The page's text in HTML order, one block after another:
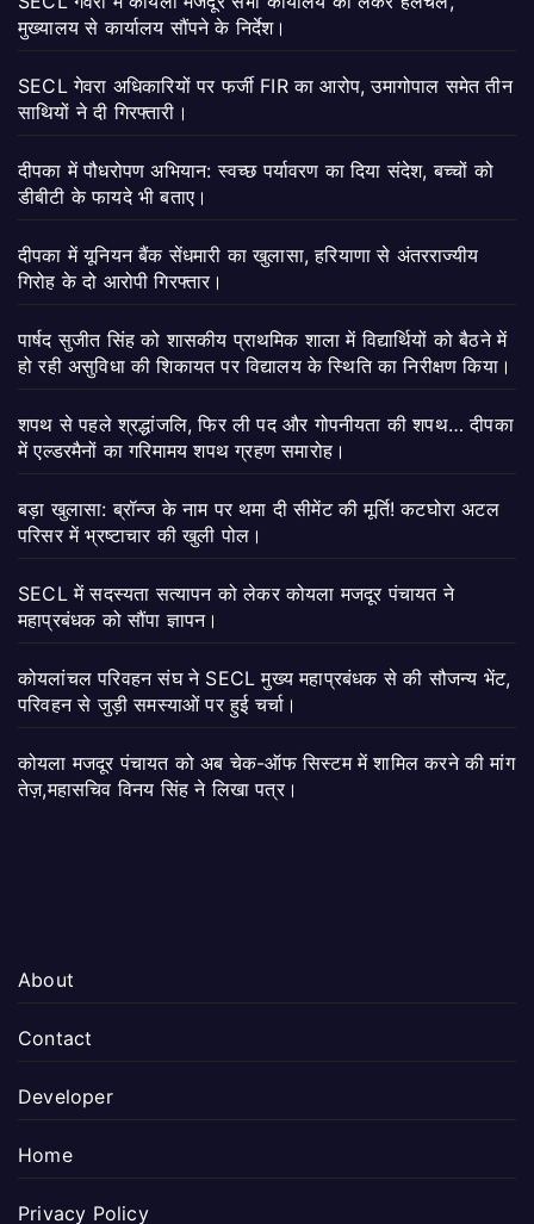
मुख्यालय से कार्यालय सौंपने के निर्देश।
SECL गेवरा अधिकारियों पर फर्जी FIR का आरोप, उमागोपाल समेत तीन
साथियों ने दी गिरफ्तारी।
दीपका में पौधरोपण अभियान: स्वच्छ पर्यावरण का दिया संदेश, बच्चों को
डीबीटी के फायदे भी बताए।
दीपका में यूनियन बैंक सेंधमारी का खुलासा, हरियाणा से अंतरराज्यीय
गिरोह के दो आरोपी गिरफ्तार।
पार्षद सुजीत सिंह को शासकीय प्राथमिक शाला में विद्यार्थियों को बैठने में
हो रही असुविधा की शिकायत पर विद्यालय के स्थिति का निरीक्षण किया।
शपथ से पहले श्रद्धांजलि, फिर ली पद और गोपनीयता की शपथ… दीपका
में एल्डरमैनों का गरिमामय शपथ ग्रहण समारोह।
बड़ा खुलासा: ब्रॉन्ज के नाम पर थमा दी सीमेंट की मूर्ति! कटघोरा अटल
परिसर में भ्रष्टाचार की खुली पोल।
SECL में सदस्यता सत्यापन को लेकर कोयला मजदूर पंचायत ने
महाप्रबंधक को सौंपा ज्ञापन।
कोयलांचल परिवहन संघ ने SECL मुख्य महाप्रबंधक से की सौजन्य भेंट,
परिवहन से जुड़ी समस्याओं पर हुई चर्चा।
कोयला मजदूर पंचायत को अब चेक-ऑफ सिस्टम में शामिल करने की मांग
तेज़,महासचिव विनय सिंह ने लिखा पत्र।
About
Contact
Developer
Home
Privacy Policy